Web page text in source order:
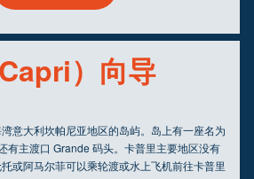
）向导
意大利坎帕尼亚地区的岛屿。岛上有一座名为
有主渡口 Grande 码头。卡普里主要地区没有
或阿马尔菲可以乘轮渡或水上飞机前往卡普里